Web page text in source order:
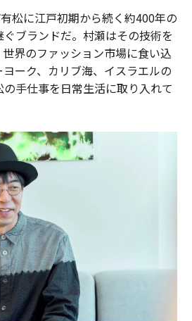
松に江戸初期から続く約400年の
ブランドだ。村瀬はその技術を
界のファッション市場に食い込
ーク、カリブ海、イスラエルの
手仕事を日常生活に取り入れて